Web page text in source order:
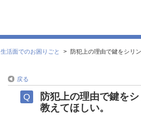
生活面でのお困りごと > 防犯上の理由で鍵をシリ
戻る
防犯上の理由で鍵を
教えてほしい。